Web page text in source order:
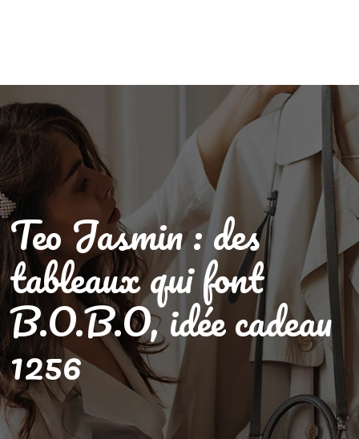
Teo Jasmin : des
tableaux qui font
B.O.B.O, idée cadeau
1256